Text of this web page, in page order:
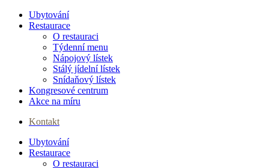
Ubytování
Restaurace
O restauraci
Týdenní menu
Nápojový lístek
Stálý jídelní lístek
Snídaňový lístek
Kongresové centrum
Akce na míru
Kontakt
Ubytování
Restaurace
O restauraci